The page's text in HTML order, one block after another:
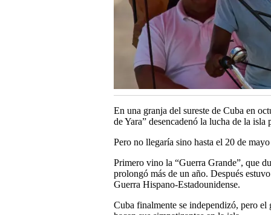
En una granja del sureste de Cuba en
de Yara” desencadenó la lucha de la isla
Pero no llegaría sino hasta el 20 de
Primero vino la “Guerra Grande”, que
prolongó más de un año. Después
Guerra Hispano-Estadounidense.
Cuba finalmente se independizó, pero